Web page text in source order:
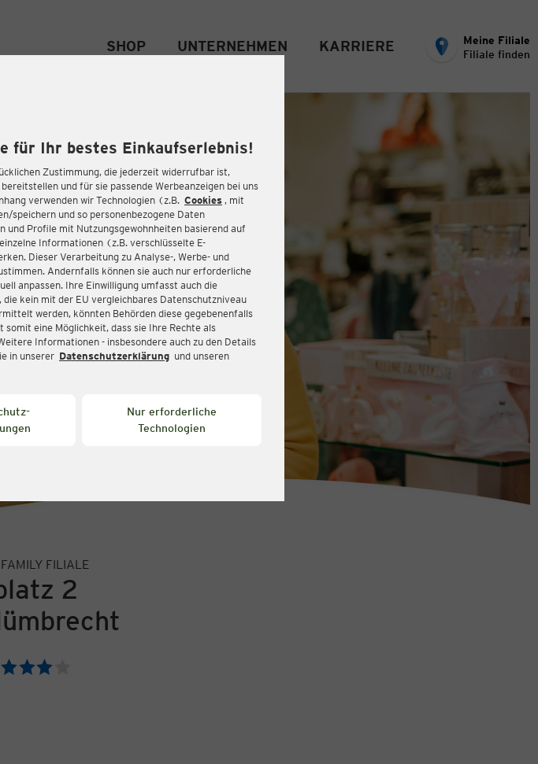
für Ihr bestes Einkaufserlebnis!
Zustimmung, die jederzeit widerrufbar ist,
und für sie passende Werbeanzeigen bei uns
verwenden wir Technologien (z.B. Cookies , mit
speichern und so personenbezogene Daten
Profile mit Nutzungsgewohnheiten basierend auf
Informationen (z.B. verschlüsselte E-
Dieser Verarbeitung zu Analyse-, Werbe- und
Andernfalls können sie auch nur erforderliche
anpassen. Ihre Einwilligung umfasst auch die
kein mit der EU vergleichbares Datenschutzniveau
werden, könnten Behörden diese gegebenenfalls
eine Möglichkeit, dass sie Ihre Rechte als
Informationen - insbesondere auch zu den Details
in unserer Datenschutzerklärung und unseren
Nur erforderliche
Technologien
SHOP UNTERNEHMEN KARRIERE
Meine Filiale
Filiale finden
FILIALE
2
Bewertung: